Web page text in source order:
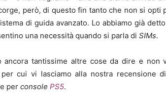
però, di questo fin tanto che non si opti
di guida avanzato. Lo abbiamo già
una necessità quando si parla di SIMs.
ancora tantissime altre cose da dire e non
cui vi lasciamo alla nostra recensione di
per console PS5.